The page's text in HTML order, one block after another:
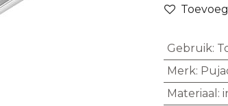
Gebruik:
Merk:
Materiaal :